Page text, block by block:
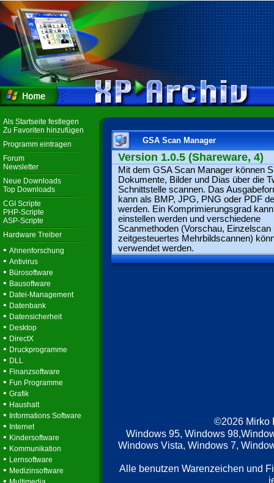
Als Startseite festlegen
Zu Favoriten hinzufügen
Programm eintragen
Forum
Newsletter
Neue Downloads
Top Downloads
CGI Scripte
PHP-Scripte
ASP-Scripte
Hardware Treiber
• Ahnenforschung
• Antivirus
• Bürosoftware
• Bausoftware
• Datei-Management
• Datenbank
• Datensicherheit
• Desktop
• DirectX
• Druckprogramme
• DLL
• Finanzsoftware
• Fun Programme
• Grafik
• Haushalt
• Informations Software
• Internet
• Kindersoftware
• Kommunikation
• Lernsoftware
• Medizinsoftware
•
GSA Scan Manager
Version 1.0.5 (Shareware, 4)
Mit dem GSA Scan Manager können
Dokumente, Bilder und Dias über die
Schnittstelle scannen. Das
kann als BMP, JPG, PNG oder PDF
werden. Ein Komprimierungsgrad kann
einstellen werden und verschiedene
Scanmethoden (Vorschau, Einzelscan
zeitgesteuertes Mehrbildscannen)
verwendet werden.
©2026 Mirko
Windows 95, Windows
Windows Vista, Windows 7,
Alle benutzen Warenzeichen und